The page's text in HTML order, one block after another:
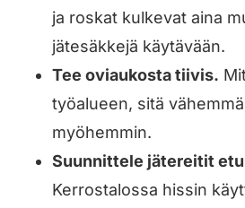
ja roskat kulkevat aina
jätesäkkejä käytävään.
Tee oviaukosta tiivis.
työalueen, sitä
myöhemmin.
Suunnittele jätereitit
Kerrostalossa hissin